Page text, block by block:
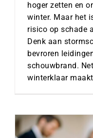
hoger zetten en
winter. Maar het
risico op schade
Denk aan
bevroren
schouwbrand.
winterklaar